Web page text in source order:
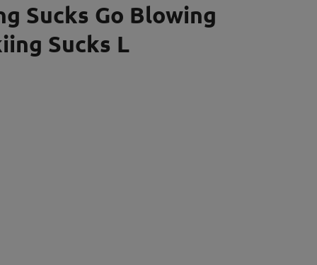
Sucks Go Blowing
Sucks L